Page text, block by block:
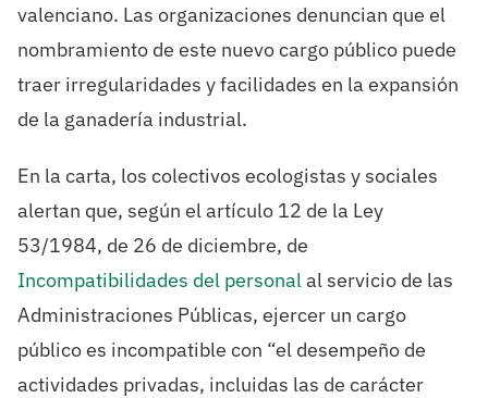
valenciano. Las organizaciones denuncian que el
nombramiento de este nuevo cargo público puede
traer irregularidades y facilidades en la expansión
de la ganadería industrial.
En la carta, los colectivos ecologistas y sociales
alertan que, según el artículo 12 de la Ley
53/1984, de 26 de diciembre, de
Incompatibilidades del personalal servicio de las
Administraciones Públicas, ejercer un cargo
público es incompatible con “el desempeño de
actividades privadas, incluidas las de carácter